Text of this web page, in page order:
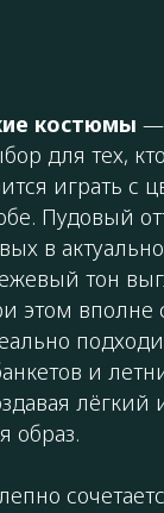
костюмы —
для тех,
играть с
Пудовый
в
тон
этом вполне
и
лёгкий
образ.